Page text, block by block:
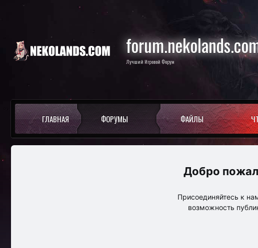
Лучший Игровой Форум
ГЛАВНАЯ ФОРУМЫ ФАЙЛЫ
Присоединяйтесь к
возможность